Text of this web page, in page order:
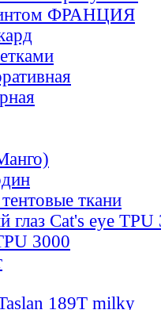
ФРАНЦИЯ
ткани
глаз Cat's eye TPU
3000
189T milky